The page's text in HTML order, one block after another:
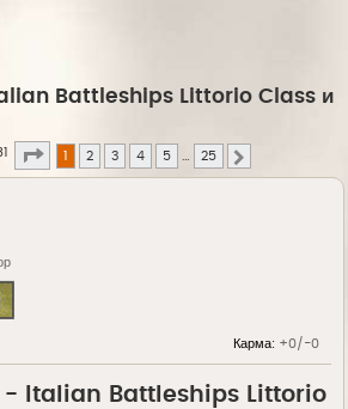
Battleships Littorio Class и
Страница 1из 25
1 2 3 4 5 25
Карма: +0/-0
- Italian Battleships Littorio